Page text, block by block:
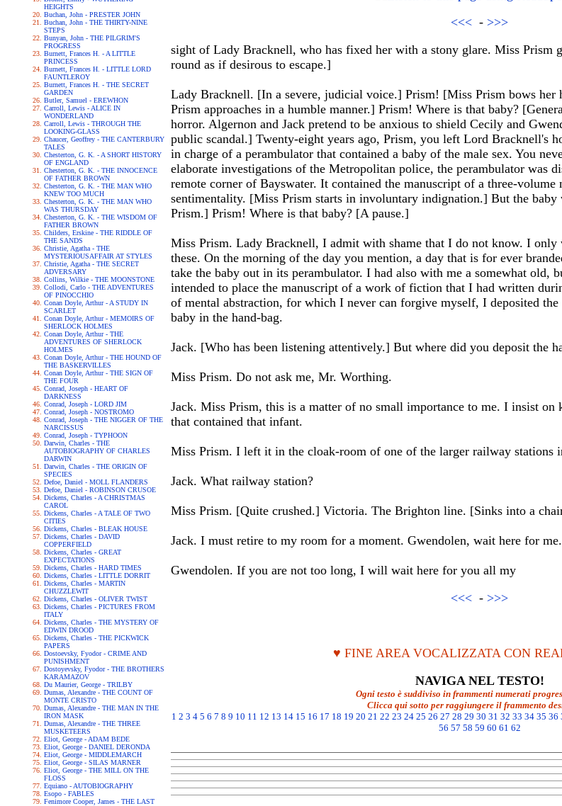
HEIGHTS
Buchan, John - PRESTER JOHN
Buchan, John - THE THIRTY-NINE
STEPS
Bunyan, John - THE PILGRIM'S
PROGRESS
Burnett, Frances H. - A LITTLE
PRINCESS
Burnett, Frances H. - LITTLE LORD
FAUNTLEROY
Burnett, Frances H. - THE SECRET
GARDEN
Butler, Samuel - EREWHON
Carroll, Lewis - ALICE IN
WONDERLAND
Carroll, Lewis - THROUGH THE
LOOKING-GLASS
Chaucer, Geoffrey - THE CANTERBURY
TALES
Chesterton, G. K. - A SHORT HISTORY
OF ENGLAND
Chesterton, G. K. - THE INNOCENCE
OF FATHER BROWN
Chesterton, G. K. - THE MAN WHO
KNEW TOO MUCH
Chesterton, G. K. - THE MAN WHO
WAS THURSDAY
Chesterton, G. K. - THE WISDOM OF
FATHER BROWN
Childers, Erskine - THE RIDDLE OF
THE SANDS
Christie, Agatha - THE
MYSTERIOUSAFFAIR AT STYLES
Christie, Agatha - THE SECRET
ADVERSARY
Collins, Wilkie - THE MOONSTONE
Collodi, Carlo - THE ADVENTURES
OF PINOCCHIO
Conan Doyle, Arthur - A STUDY IN
SCARLET
Conan Doyle, Arthur - MEMOIRS OF
SHERLOCK HOLMES
Conan Doyle, Arthur - THE
ADVENTURES OF SHERLOCK
HOLMES
Conan Doyle, Arthur - THE HOUND OF
THE BASKERVILLES
Conan Doyle, Arthur - THE SIGN OF
THE FOUR
Conrad, Joseph - HEART OF
DARKNESS
Conrad, Joseph - LORD JIM
Conrad, Joseph - NOSTROMO
Conrad, Joseph - THE NIGGER OF THE
NARCISSUS
Conrad, Joseph - TYPHOON
Darwin, Charles - THE
AUTOBIOGRAPHY OF CHARLES
DARWIN
Darwin, Charles - THE ORIGIN OF
SPECIES
Defoe, Daniel - MOLL FLANDERS
Defoe, Daniel - ROBINSON CRUSOE
Dickens, Charles - A CHRISTMAS
CAROL
Dickens, Charles - A TALE OF TWO
CITIES
Dickens, Charles - BLEAK HOUSE
Dickens, Charles - DAVID
COPPERFIELD
Dickens, Charles - GREAT
EXPECTATIONS
Dickens, Charles - HARD TIMES
Dickens, Charles - LITTLE DORRIT
Dickens, Charles - MARTIN
CHUZZLEWIT
Dickens, Charles - OLIVER TWIST
Dickens, Charles - PICTURES FROM
ITALY
Dickens, Charles - THE MYSTERY OF
EDWIN DROOD
Dickens, Charles - THE PICKWICK
PAPERS
Dostoevsky, Fyodor - CRIME AND
PUNISHMENT
Dostoyevsky, Fyodor - THE BROTHERS
KARAMAZOV
Du Maurier, George - TRILBY
Dumas, Alexandre - THE COUNT OF
MONTE CRISTO
Dumas, Alexandre - THE MAN IN THE
IRON MASK
Dumas, Alexandre - THE THREE
MUSKETEERS
Eliot, George - ADAM BEDE
Eliot, George - DANIEL DERONDA
Eliot, George - MIDDLEMARCH
Eliot, George - SILAS MARNER
Eliot, George - THE MILL ON THE
FLOSS
Equiano - AUTOBIOGRAPHY
Esopo - FABLES
Fenimore Cooper, James - THE LAST
<<< - >>>
sight of Lady Bracknell, who has fixed her with a stony glare. Miss Prism
round as if desirous to escape.]
Lady Bracknell. [In a severe, judicial voice.] Prism! [Miss Prism bows her
Prism approaches in a humble manner.] Prism! Where is that baby?
horror. Algernon and Jack pretend to be anxious to shield Cecily and
public scandal.] Twenty-eight years ago, Prism, you left Lord Bracknell's
in charge of a perambulator that contained a baby of the male sex. You
elaborate investigations of the Metropolitan police, the perambulator was
remote corner of Bayswater. It contained the manuscript of a three-
sentimentality. [Miss Prism starts in involuntary indignation.] But the
Prism.] Prism! Where is that baby? [A pause.]
Miss Prism. Lady Bracknell, I admit with shame that I do not know. I only
these. On the morning of the day you mention, a day that is for ever
take the baby out in its perambulator. I had also with me a somewhat old,
intended to place the manuscript of a work of fiction that I had written
of mental abstraction, for which I never can forgive myself, I deposited the
baby in the hand-bag.
Jack. [Who has been listening attentively.] But where did you deposit the
Miss Prism. Do not ask me, Mr. Worthing.
Jack. Miss Prism, this is a matter of no small importance to me. I insist on
that contained that infant.
Miss Prism. I left it in the cloak-room of one of the larger railway stations
Jack. What railway station?
Miss Prism. [Quite crushed.] Victoria. The Brighton line. [Sinks into a
Jack. I must retire to my room for a moment. Gwendolen, wait here for me.
Gwendolen. If you are not too long, I will wait here for you all my
<<< - >>>
♥ FINE AREA VOCALIZZATA CON
NAVIGA NEL TESTO!
Ogni testo è suddiviso in frammenti numerati
Clicca qui sotto per raggiungere il frammento
1 2 3 4 5 6 7 8 9 10 11 12 13 14 15 16 17 18 19 20 21 22 23 24 25 26 27 28 29 30 31 32 33 34 35 36
56 57 58 59 60 61 62